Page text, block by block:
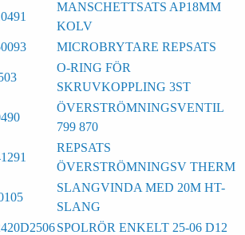
MANSCHETTSATS AP18MM
KOLV
MICROBRYTARE REPSATS
O-RING FÖR
SKRUVKOPPLING 3ST
ÖVERSTRÖMNINGSVENTIL
799 870
REPSATS
ÖVERSTRÖMNINGSV THERM
SLANGVINDA MED 20M HT-
SLANG
SPOLRÖR ENKELT 25-06 D12